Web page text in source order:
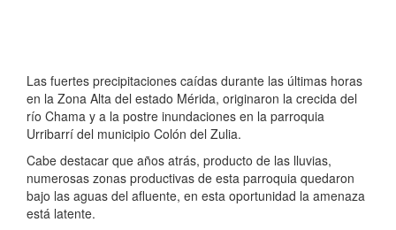
Las fuertes precipitaciones caídas durante las últimas horas
en la Zona Alta del estado Mérida, originaron la crecida del
río Chama y a la postre inundaciones en la parroquia
Urribarrí del municipio Colón del Zulia.
Cabe destacar que años atrás, producto de las lluvias,
numerosas zonas productivas de esta parroquia quedaron
bajo las aguas del afluente, en esta oportunidad la amenaza
está latente.